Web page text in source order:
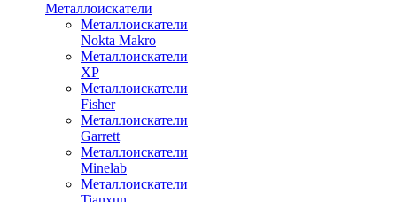
Металлоискатели
Металлоискатели
Nokta Makro
Металлоискатели
XP
Металлоискатели
Fisher
Металлоискатели
Garrett
Металлоискатели
Minelab
Металлоискатели